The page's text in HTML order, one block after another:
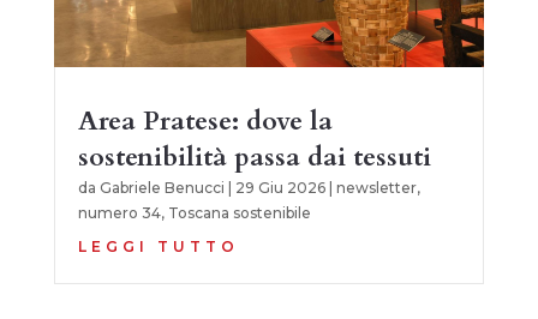
Area Pratese: dove la
sostenibilità passa dai tessuti
da Gabriele Benucci | 29 Giu 2026| newsletter,
numero 34, Toscana sostenibile
LEGGI TUTTO